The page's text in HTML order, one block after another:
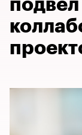
подвел